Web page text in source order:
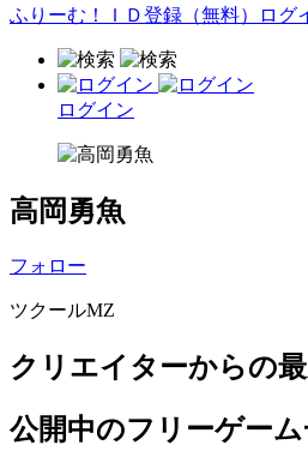
ふりーむ！ＩＤ登録（無料） ログ
ログイン
高岡勇魚
フォロー
ツクールMZ
クリエイターからの
公開中のフリーゲー